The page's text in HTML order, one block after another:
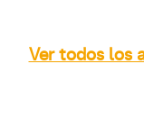
Ver todos los